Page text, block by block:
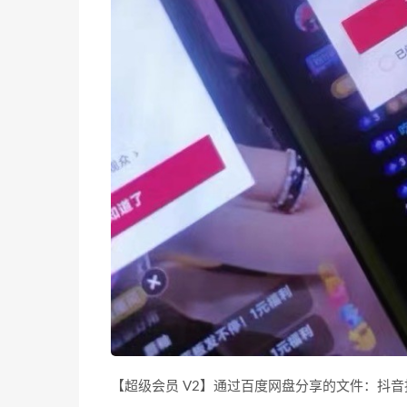
【超级会员 V2】通过百度网盘分享的文件：抖